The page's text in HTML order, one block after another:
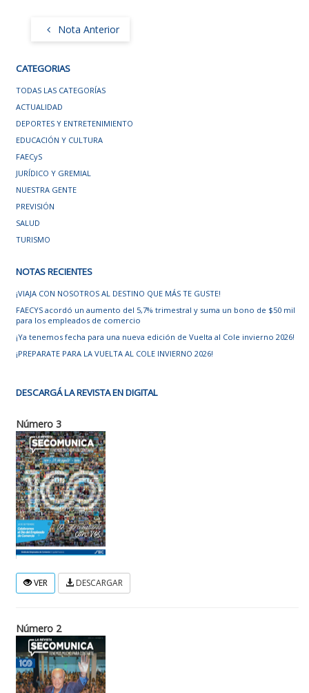
Nota Anterior
CATEGORIAS
TODAS LAS CATEGORÍAS
ACTUALIDAD
DEPORTES Y ENTRETENIMIENTO
EDUCACIÓN Y CULTURA
FAECyS
JURÍDICO Y GREMIAL
NUESTRA GENTE
PREVISIÓN
SALUD
TURISMO
NOTAS RECIENTES
¡VIAJA CON NOSOTROS AL DESTINO QUE MÁS TE GUSTE!
FAECYS acordó un aumento del 5,7% trimestral y suma un bono de $50 mil
para los empleados de comercio
¡Ya tenemos fecha para una nueva edición de Vuelta al Cole invierno 2026!
¡PREPARATE PARA LA VUELTA AL COLE INVIERNO 2026!
DESCARGÁ LA REVISTA EN DIGITAL
Número 3
VER DESCARGAR
Número 2